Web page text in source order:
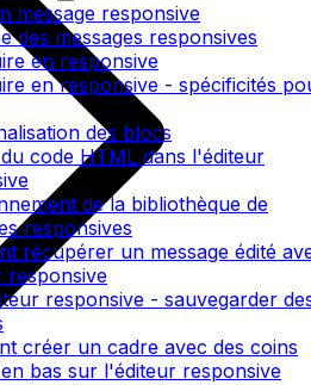
message responsive
des messages responsives
en responsive
en responsive - spécificités
des blocs
code HTML dans l'éditeur
de la bibliothèque de
responsives
récupérer un message édité
responsive
responsive - sauvegarder
créer un cadre avec des coins
bas sur l'éditeur responsive